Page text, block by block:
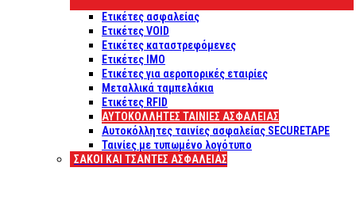
Ετικέτες ασφαλείας
Ετικέτες VOID
Ετικέτες καταστρεφόμενες
Ετικέτες IMO
Ετικέτες για αεροπορικές εταιρίες
Μεταλλικά ταμπελάκια
Ετικέτες RFID
ΑΥΤΟΚΌΛΛΗΤΕΣ ΤΑΙΝΊΕΣ ΑΣΦΑΛΕΊΑΣ
Αυτοκόλλητες ταινίες ασφαλείας SECURETAPE
Ταινίες με τυπωμένο λογότυπο
ΣΆΚΟΙ ΚΑΙ ΤΣΆΝΤΕΣ ΑΣΦΑΛΕΊΑΣ